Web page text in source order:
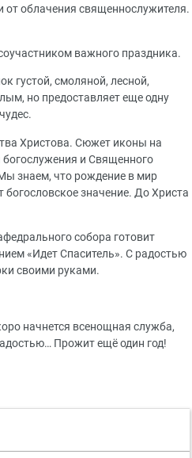
от облачения священнослужителя.
важного праздника.
густой, смоляной, лесной,
но предоставляет еще одну
Христова. Сюжет иконы на
богослужения и Священного
знаем, что рождение в мир
значение. До Христа
собора готовит
«Идет Спаситель». С радостью
своими руками.
начнется всенощная служба,
Прожит ещё один год!